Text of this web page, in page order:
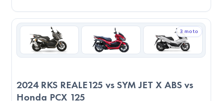
3 moto
2024 RKS REALE125 vs SYM JET X ABS vs
Honda PCX 125